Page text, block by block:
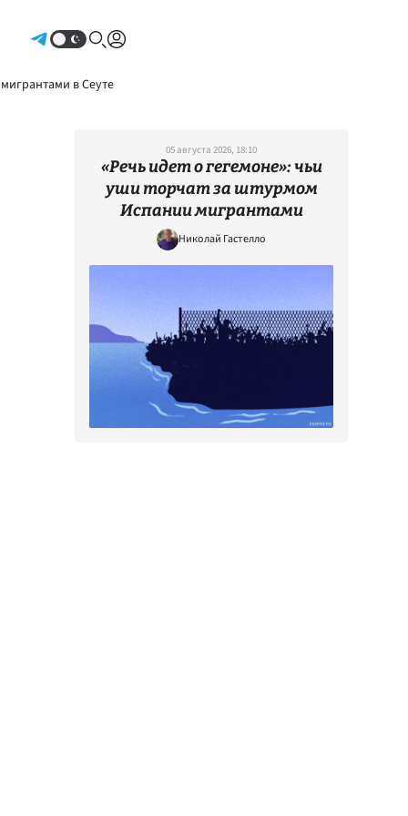
в Сеуте
05 августа 2026, 18:10
«Речь идет о гегемоне»: чьи
уши торчат за штурмом
Испании мигрантами
Николай Гастелло